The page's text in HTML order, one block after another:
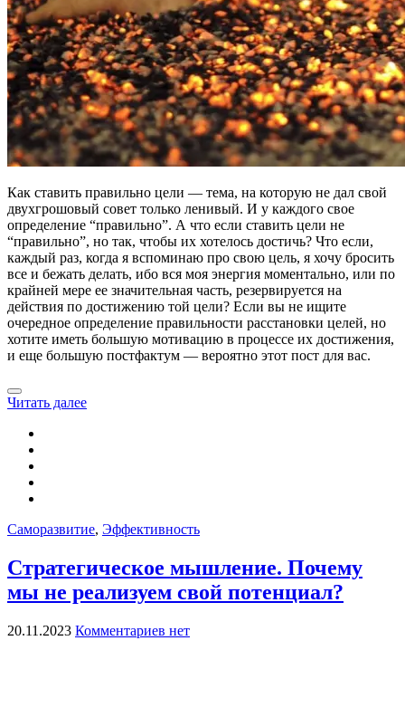
Как ставить правильно цели — тема, на которую не дал свой
двухгрошовый совет только ленивый. И у каждого свое
определение “правильно”. А что если ставить цели не
“правильно”, но так, чтобы их хотелось достичь? Что если,
каждый раз, когда я вспоминаю про свою цель, я хочу бросить
все и бежать делать, ибо вся моя энергия моментально, или по
крайней мере ее значительная часть, резервируется на
действия по достижению той цели? Если вы не ищите
очередное определение правильности расстановки целей, но
хотите иметь большую мотивацию в процессе их достижения,
и еще большую постфактум — вероятно этот пост для вас.
Читать далее
Саморазвитие, Эффективность
Стратегическое мышление. Почему
мы не реализуем свой потенциал?
20.11.2023 Комментариев нет